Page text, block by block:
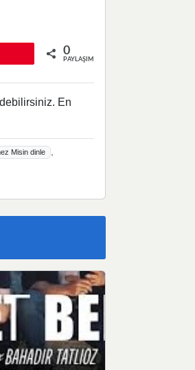
0
PAYLAŞIMLAR
En
Misin dinle ,